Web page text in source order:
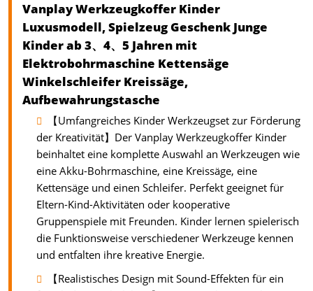
Vanplay Werkzeugkoffer Kinder
Luxusmodell, Spielzeug Geschenk Junge
Kinder ab 3、4、5 Jahren mit
Elektrobohrmaschine Kettensäge
Winkelschleifer Kreissäge,
Aufbewahrungstasche
【Umfangreiches Kinder Werkzeugset zur Förderung
der Kreativität】Der Vanplay Werkzeugkoffer Kinder
beinhaltet eine komplette Auswahl an Werkzeugen wie
eine Akku-Bohrmaschine, eine Kreissäge, eine
Kettensäge und einen Schleifer. Perfekt geeignet für
Eltern-Kind-Aktivitäten oder kooperative
Gruppenspiele mit Freunden. Kinder lernen spielerisch
die Funktionsweise verschiedener Werkzeuge kennen
und entfalten ihre kreative Energie.
【Realistisches Design mit Sound-Effekten für ein